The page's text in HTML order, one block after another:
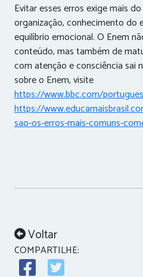
Evitar esses erros exige mais
organização, conhecimento do
equilíbrio emocional. O Enem
conteúdo, mas também de
com atenção e consciência sai
sobre o Enem, visite
https://www.bbc.com/
https://
sao-os-erros-mais-comuns-
Voltar
COMPARTILHE: